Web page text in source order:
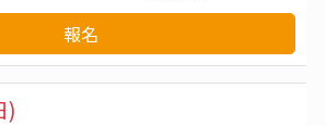
報名
)